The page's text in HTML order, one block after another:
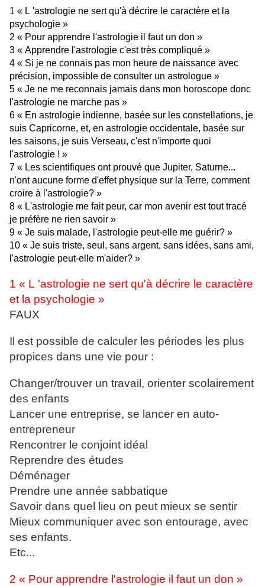
1 « L 'astrologie ne sert qu'à décrire le caractère et la
psychologie »
2 « Pour apprendre l'astrologie il faut un don »
3 « Apprendre l'astrologie c'est très compliqué »
4 « Si je ne connais pas mon heure de naissance avec
précision, impossible de consulter un astrologue »
5 « Je ne me reconnais jamais dans mon horoscope donc
l'astrologie ne marche pas »
6 « En astrologie indienne, basée sur les constellations, je
suis Capricorne, et, en astrologie occidentale, basée sur
les saisons, je suis Verseau, c'est n'importe quoi
l'astrologie ! »
7 « Les scientifiques ont prouvé que Jupiter, Saturne...
n'ont aucune forme d'effet physique sur la Terre, comment
croire à l'astrologie? »
8 « L'astrologie me fait peur, car mon avenir est tout tracé
je préfère ne rien savoir »
9 « Je suis malade, l'astrologie peut-elle me guérir? »
10 « Je suis triste, seul, sans argent, sans idées, sans ami,
l'astrologie peut-elle m'aider? »
1 « L 'astrologie ne sert qu'à décrire le caractère
et la psychologie »
FAUX
Il est possible de calculer les périodes les plus
propices dans une vie pour :
Changer/trouver un travail, orienter scolairement
des enfants
Lancer une entreprise, se lancer en auto-
entrepreneur
Rencontrer le conjoint idéal
Reprendre des études
Déménager
Prendre une année sabbatique
Savoir dans quel lieu on peut mieux se sentir
Mieux communiquer avec son entourage, avec
ses enfants.
Etc...
2 « Pour apprendre l'astrologie il faut un don »